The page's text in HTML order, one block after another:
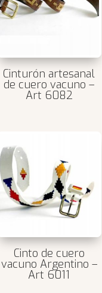
Cinturón artesanal
de cuero vacuno –
Art 6082
Cinto de cuero
vacuno Argentino –
Art 6011